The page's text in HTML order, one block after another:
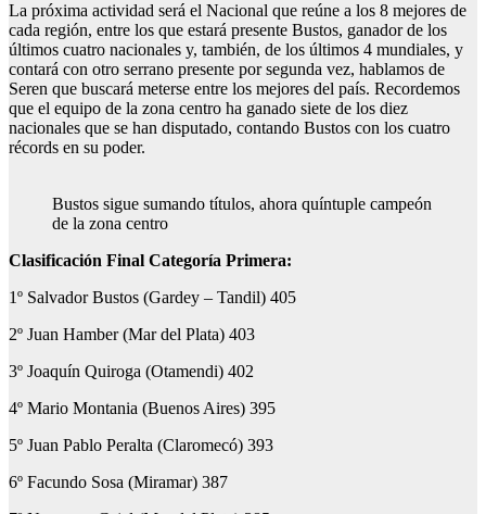
La próxima actividad será el Nacional que reúne a los 8 mejores de
cada región, entre los que estará presente Bustos, ganador de los
últimos cuatro nacionales y, también, de los últimos 4 mundiales, y
contará con otro serrano presente por segunda vez, hablamos de
Seren que buscará meterse entre los mejores del país. Recordemos
que el equipo de la zona centro ha ganado siete de los diez
nacionales que se han disputado, contando Bustos con los cuatro
récords en su poder.
Bustos sigue sumando títulos, ahora quíntuple campeón
de la zona centro
Clasificación Final Categoría Primera:
1º Salvador Bustos (Gardey – Tandil) 405
2º Juan Hamber (Mar del Plata) 403
3º Joaquín Quiroga (Otamendi) 402
4º Mario Montania (Buenos Aires) 395
5º Juan Pablo Peralta (Claromecó) 393
6º Facundo Sosa (Miramar) 387